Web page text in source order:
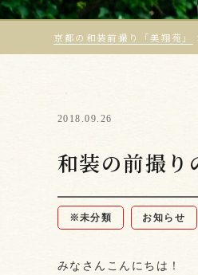
京都の和装前撮り「美翔苑」
2018.09.26
和装の前撮り
※未分類 お知らせ
みなさんこんにちは！